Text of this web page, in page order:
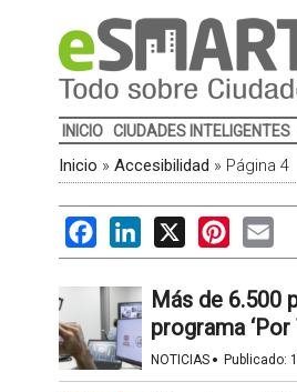
INICIO CIUDADES INTELIGENTES
Inicio » Accesibilidad » Página 4
FacebookLinkedIn
X Pinterest
Más de 6.500
programa
NOTICIAS · Publicado: